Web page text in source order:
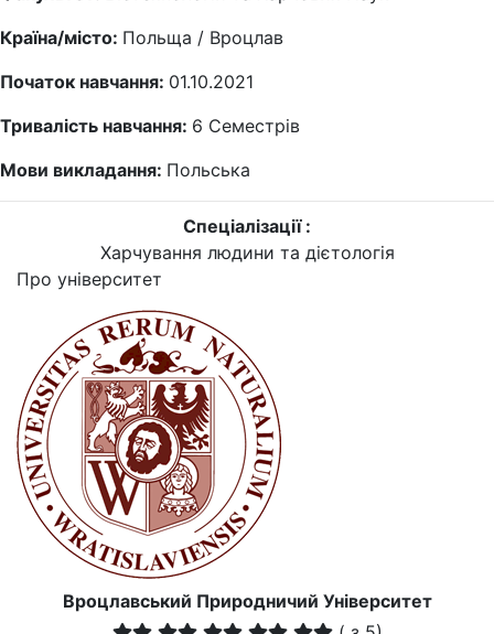
Країна/місто: Польща / Вроцлав
Початок навчання: 01.10.2021
Тривалість навчання: 6 Семестрів
Мови викладання: Польська
Спеціалізації :
Харчування людини та дієтологія
Про університет
Вроцлавський Природничий Університет